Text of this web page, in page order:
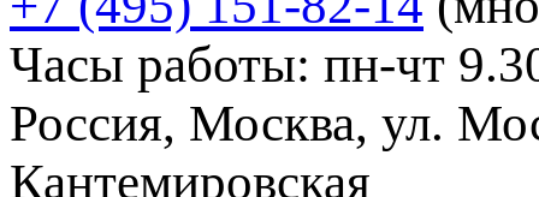
Часы работы: пн-чт
Россия, Москва, ул.
Кантемировская